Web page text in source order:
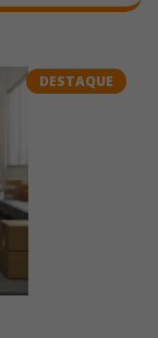
DESTAQUE